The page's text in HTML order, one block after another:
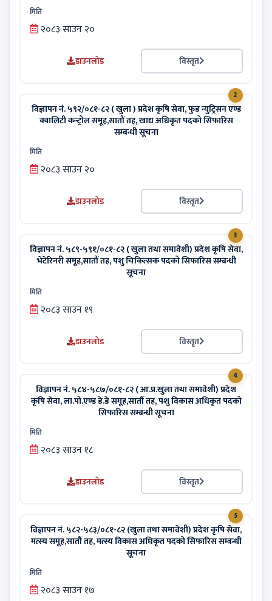
मिति
२०८३ साउन २०
डाउनलोड विस्तृत
2
विज्ञापन नं. ५९२/०८१-८२ ( खुला ) प्रदेश कृषि सेवा, फुड न्युट्रिसन एण्ड
क्वालिटी कन्ट्रोल समूह,सातौं तह, खाद्य अधिकृत पदको सिफारिस
सम्बन्धी सूचना
मिति
२०८३ साउन २०
डाउनलोड विस्तृत
3
विज्ञापन नं. ५८९-५९१/०८१-८२ ( खुला तथा समावेशी) प्रदेश कृषि सेवा,
भेटेरिनरी समूह,सातौं तह, पशु चिकित्सक पदको सिफारिस सम्बन्धी
सूचना
मिति
२०८३ साउन १९
डाउनलोड विस्तृत
4
विज्ञापन नं. ५८४-५८७/०८१-८२ ( आ.प्र.खुला तथा समावेशी) प्रदेश
कृषि सेवा, ला.पो.एण्ड डे.डे समूह,सातौं तह, पशु विकास अधिकृत पदको
सिफारिस सम्बन्धी सूचना
मिति
२०८३ साउन १८
डाउनलोड विस्तृत
5
विज्ञापन नं. ५८२-५८३/०८१-८२ (खुला तथा समावेशी) प्रदेश कृषि सेवा,
मत्स्य समूह,सातौं तह, मत्स्य विकास अधिकृत पदको सिफारिस सम्बन्धी
सूचना
मिति
२०८३ साउन १७